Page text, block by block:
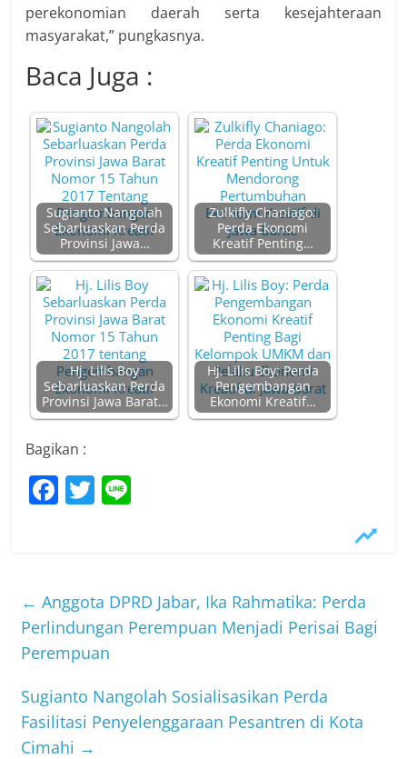
perekonomian daerah serta kesejahteraan
masyarakat,” pungkasnya.
Baca Juga :
Sugianto Nangolah
Sebarluaskan Perda
Provinsi Jawa…
Zulkifly Chaniago:
Perda Ekonomi
Kreatif Penting…
Hj. Lilis Boy
Sebarluaskan Perda
Provinsi Jawa Barat…
Hj. Lilis Boy: Perda
Pengembangan
Ekonomi Kreatif…
Bagikan :
F
b
o
o
k
T
← Anggota DPRD Jabar, Ika Rahmatika: Perda
Perlindungan Perempuan Menjadi Perisai Bagi
Perempuan
Sugianto Nangolah Sosialisasikan Perda
Fasilitasi Penyelenggaraan Pesantren di Kota
Cimahi →